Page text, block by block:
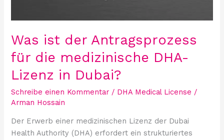
Was ist der Antragsprozess
für die medizinische DHA-
Lizenz in Dubai?
Schreibe einen Kommentar / DHA Medical License /
Arman Hossain
Der Erwerb einer medizinischen Lizenz der Dubai
Health Authority (DHA) erfordert ein strukturiertes
Lizenz
in
Dubai?